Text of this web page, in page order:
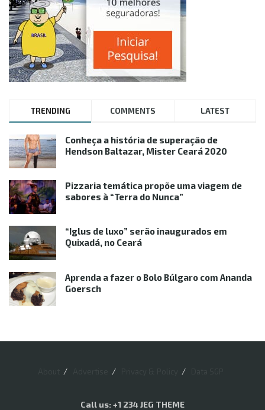
TRENDING COMMENTS LATEST
Conheça a história de superação de
Hendson Baltazar, Mister Ceará 2020
Pizzaria temática propõe uma viagem de
sabores à “Terra do Nunca”
“Iglus de luxo” serão inaugurados em
Quixadá, no Ceará
Aprenda a fazer o Bolo Búlgaro com Ananda
Goersch
Call us: +1 234 JEG THEME